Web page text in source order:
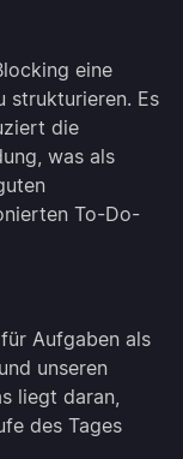
eine
strukturieren. Es
die
was als
To-Do-
Aufgaben als
unseren
liegt daran,
des Tages